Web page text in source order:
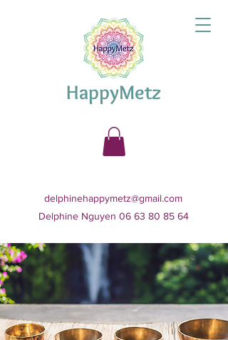
HappyMetz
delphinehappymetz@gmail.com
Delphine Nguyen 06 63 80 85 64